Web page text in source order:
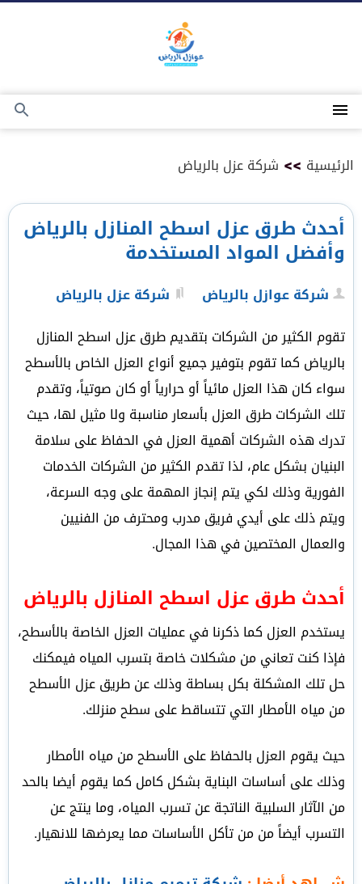
القائمة
بحث
الرئيسية >> شركة عزل بالرياض
أحدث طرق عزل اسطح المنازل بالرياض
وأفضل المواد المستخدمة
شركة عوازل بالرياض
شركة عزل بالرياض
تقوم الكثير من الشركات بتقديم طرق عزل اسطح المنازل
بالرياض كما تقوم بتوفير جميع أنواع العزل الخاص بالأسطح
سواء كان هذا العزل مائياً أو حرارياً أو كان صوتياً، وتقدم
تلك الشركات طرق العزل بأسعار مناسبة ولا مثيل لها، حيث
تدرك هذه الشركات أهمية العزل في الحفاظ على سلامة
البنيان بشكل عام، لذا تقدم الكثير من الشركات الخدمات
الفورية وذلك لكي يتم إنجاز المهمة على وجه السرعة،
ويتم ذلك على أيدي فريق مدرب ومحترف من الفنيين
والعمال المختصين في هذا المجال.
أحدث طرق عزل اسطح المنازل بالرياض
يستخدم العزل كما ذكرنا في عمليات العزل الخاصة بالأسطح،
فإذا كنت تعاني من مشكلات خاصة بتسرب المياه فيمكنك
حل تلك المشكلة بكل بساطة وذلك عن طريق عزل الأسطح
من مياه الأمطار التي تتساقط على سطح منزلك.
حيث يقوم العزل بالحفاظ على الأسطح من مياه الأمطار
وذلك على أساسات البناية بشكل كامل كما يقوم أيضا بالحد
من الآثار السلبية الناتجة عن تسرب المياه، وما ينتج عن
التسرب أيضاً من من تأكل الأساسات مما يعرضها للانهيار.